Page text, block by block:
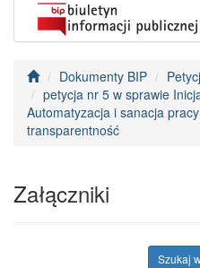
Dokumenty BIP
petycja nr 5 w sprawie
Automatyzacja i sanacja
transparentność
Załączniki
Szukaj